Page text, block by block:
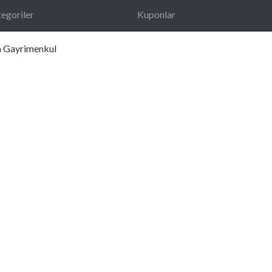
Kuponlar
Gayrimenkul